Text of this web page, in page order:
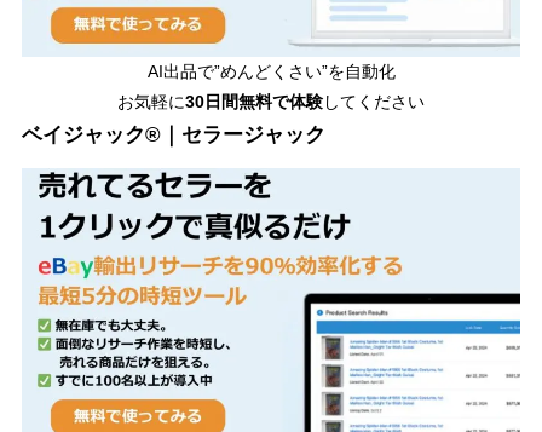
AI出品で”めんどくさい”を自動化
お気軽に30日間無料で体験してください
ベイジャック®｜セラージャック